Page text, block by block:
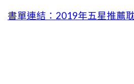
書單連結：2019年五星推薦